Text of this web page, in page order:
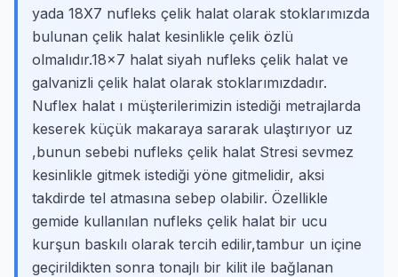
yada 18X7 nufleks çelik halat olarak stoklarımızda
bulunan çelik halat kesinlikle çelik özlü
olmalıdır.18×7 halat siyah nufleks çelik halat ve
galvanizli çelik halat olarak stoklarımızdadır.
Nuflex halat ı müşterilerimizin istediği metrajlarda
keserek küçük makaraya sararak ulaştırıyor uz
,bunun sebebi nufleks çelik halat Stresi sevmez
kesinlikle gitmek istediği yöne gitmelidir, aksi
takdirde tel atmasına sebep olabilir. Özellikle
gemide kullanılan nufleks çelik halat bir ucu
kurşun baskılı olarak tercih edilir,tambur un içine
geçirildikten sonra tonajlı bir kilit ile bağlanan